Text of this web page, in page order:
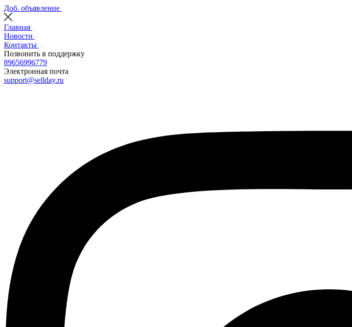
Доб. объявление
Главная
Новости
Контакты
Позвонить в поддержку
89656996779
Электронная почта
support@sellday.ru